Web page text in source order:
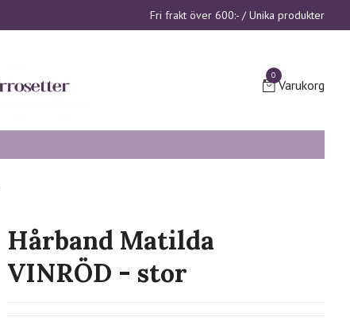
Fri frakt över 600:- / Unika produkter
0
Varukorg
Hårband Matilda
VINRÖD - stor